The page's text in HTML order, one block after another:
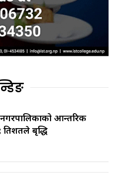
आन्तरिक
बृद्धि